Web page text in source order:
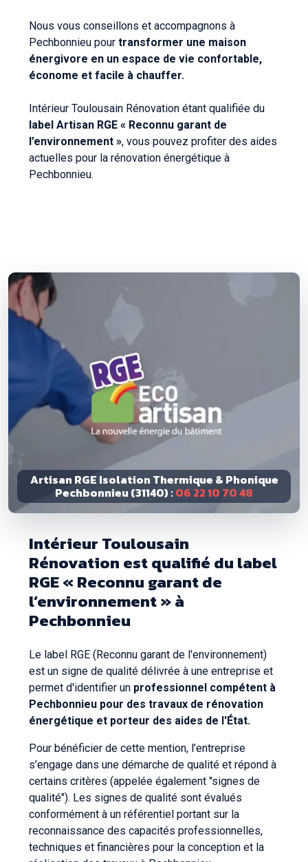
Nous vous conseillons et accompagnons à
Pechbonnieu pour transformer une maison
énergivore en un espace de vie confortable,
économe et facile à chauffer.
Intérieur Toulousain Rénovation étant qualifiée du
label Artisan RGE « Reconnu garant de
l’environnement », vous pouvez profiter des aides
actuelles pour la rénovation énergétique à
Pechbonnieu.
Artisan RGE Isolation Thermique & Phonique
Pechbonnieu (31140) :06 22 10 70 48
Intérieur Toulousain
Rénovation est qualifié du label
RGE « Reconnu garant de
l’environnement » à
Pechbonnieu
Le label RGE (Reconnu garant de l'environnement)
est un signe de qualité délivrée à une entreprise et
permet d'identifier un professionnel compétent à
Pechbonnieu pour des travaux de rénovation
énergétique et porteur des aides de l'État.
Pour bénéficier de cette mention, l’entreprise
s’engage dans une démarche de qualité et répond à
certains critères (appelée également "signes de
qualité"). Les signes de qualité sont évalués
conformément à un référentiel portant sur la
reconnaissance des capacités professionnelles,
techniques et financières pour la conception et la